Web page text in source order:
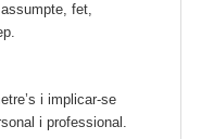
fet,
i implicar-se
i professional.